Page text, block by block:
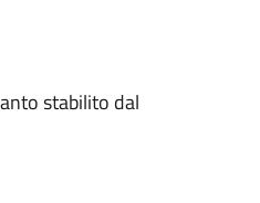
stabilito dal